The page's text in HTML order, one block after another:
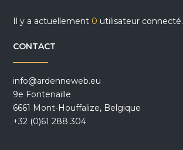
Il y a actuellement 0 utilisateur connecté.
CONTACT
info@ardenneweb.eu
9e Fontenaille
6661 Mont-Houffalize, Belgique
+32 (0)61 288 304